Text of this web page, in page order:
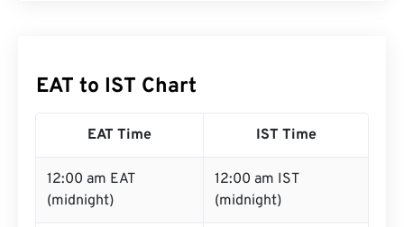
EAT to IST Chart
EAT Time IST Time
12:00 am EAT
(midnight)
12:00 am IST
(midnight)